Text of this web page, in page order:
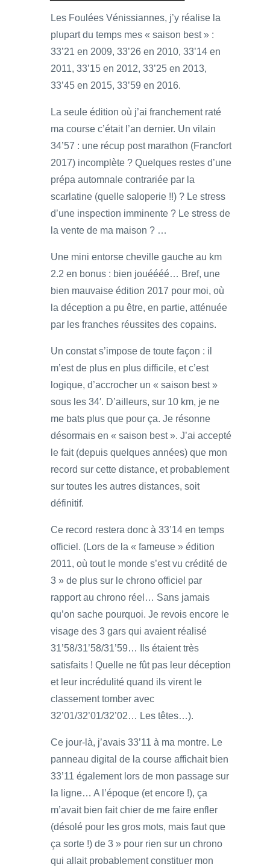
Les Foulées Vénissiannes, j’y réalise la
plupart du temps mes « saison best » :
33’21 en 2009, 33’26 en 2010, 33’14 en
2011, 33’15 en 2012, 33’25 en 2013,
33’45 en 2015, 33’59 en 2016.
La seule édition où j’ai franchement raté
ma course c’était l’an dernier. Un vilain
34’57 : une récup post marathon (Francfort
2017) incomplète ? Quelques restes d’une
prépa automnale contrariée par la
scarlatine (quelle saloperie !!) ? Le stress
d’une inspection imminente ? Le stress de
la vente de ma maison ? …
Une mini entorse cheville gauche au km
2.2 en bonus : bien jouéééé… Bref, une
bien mauvaise édition 2017 pour moi, où
la déception a pu être, en partie, atténuée
par les franches réussites des copains.
Un constat s’impose de toute façon : il
m’est de plus en plus difficile, et c’est
logique, d’accrocher un « saison best »
sous les 34′. D’ailleurs, sur 10 km, je ne
me bats plus que pour ça. Je résonne
désormais en « saison best ». J’ai accepté
le fait (depuis quelques années) que mon
record sur cette distance, et probablement
sur toutes les autres distances, soit
définitif.
Ce record restera donc à 33’14 en temps
officiel. (Lors de la « fameuse » édition
2011, où tout le monde s’est vu crédité de
3 » de plus sur le chrono officiel par
rapport au chrono réel… Sans jamais
qu’on sache pourquoi. Je revois encore le
visage des 3 gars qui avaient réalisé
31’58/31’58/31’59… Ils étaient très
satisfaits ! Quelle ne fût pas leur déception
et leur incrédulité quand ils virent le
classement tomber avec
32’01/32’01/32’02… Les têtes…).
Ce jour-là, j’avais 33’11 à ma montre. Le
panneau digital de la course affichait bien
33’11 également lors de mon passage sur
la ligne… A l’époque (et encore !), ça
m’avait bien fait chier de me faire enfler
(désolé pour les gros mots, mais faut que
ça sorte !) de 3 » pour rien sur un chrono
qui allait probablement constituer mon